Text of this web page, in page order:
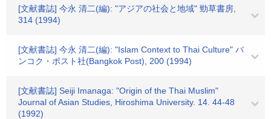
[文献書誌] 今永 清二(編): "アジアの社会と地域" 勁草書房,
314 (1994)
[文献書誌] 今永 清二(編): "Islam Context to Thai Culture" バ
ンコク・ポスト社(Bangkok Post), 200 (1994)
[文献書誌] Seiji Imanaga: "Origin of the Thai Muslim"
Journal of Asian Studies, Hiroshima University. 14. 44-48
(1992)